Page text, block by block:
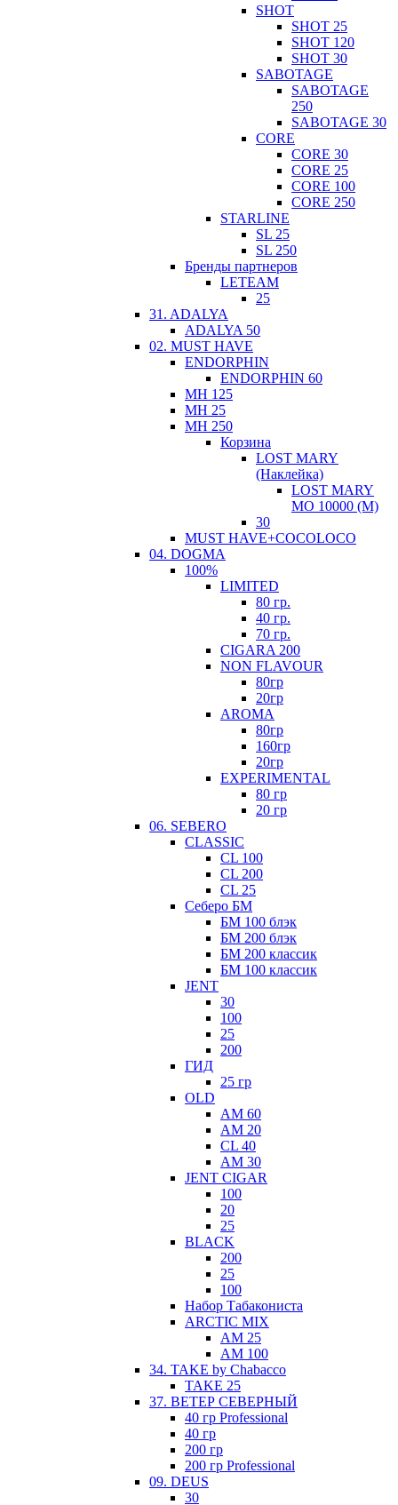
SHOT
SHOT 25
SHOT 120
SHOT 30
SABOTAGE
SABOTAGE
250
SABOTAGE 30
CORE
CORE 30
CORE 25
CORE 100
CORE 250
STARLINE
SL 25
SL 250
Бренды партнеров
LETEAM
25
31. ADALYA
ADALYA 50
02. MUST HAVE
ЕNDORPHIN
ENDORPHIN 60
MH 125
MH 25
MH 250
Корзина
LOST MARY
(Наклейка)
LOST MARY
MO 10000 (М)
30
MUST HAVE+COCOLOCO
04. DOGMA
100%
LIMITED
80 гр.
40 гр.
70 гр.
CIGARA 200
NON FLAVOUR
80гр
20гр
AROMA
80гр
160гр
20гр
EXPERIMENTAL
80 гр
20 гр
06. SEBERO
CLASSIC
CL 100
CL 200
CL 25
Себеро БМ
БМ 100 блэк
БМ 200 блэк
БМ 200 классик
БМ 100 классик
JENT
30
100
25
200
ГИД
25 гр
ОLD
AM 60
AM 20
CL 40
AM 30
JENT CIGAR
100
20
25
BLACK
200
25
100
Набор Табакониста
ARCTIC MIX
AM 25
АМ 100
34. TAKE by Chabacco
TAKE 25
37. ВЕТЕР СЕВЕРНЫЙ
40 гр Professional
40 гр
200 гр
200 гр Professional
09. DEUS
30